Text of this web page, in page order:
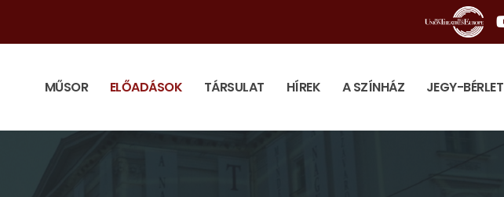
MŰSOR ELŐADÁSOK TÁRSULAT HÍREK A SZÍNHÁZ JEGY-BÉRLET